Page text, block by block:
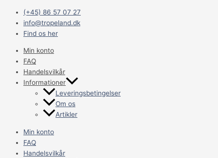
indholdet
(+45) 86 57 07 27
info@tropeland.dk
Find os her
Min konto
FAQ
Handelsvilkår
Informationer
Leveringsbetingelser
Om os
Artikler
Min konto
FAQ
Handelsvilkår
Menu